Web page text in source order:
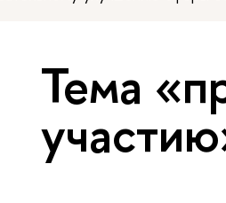
Тема